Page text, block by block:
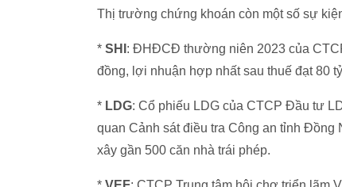
Thị trường chứng khoán còn một số sự
* SHI : ĐHĐCĐ thường niên 2023 của
đồng, lợi nhuận hợp nhất sau thuế đạt 80
* LDG: Cổ phiếu LDG của CTCP Đầu tư
quan Cảnh sát điều tra Công an tỉnh
xây gần 500 căn nhà trái phép.